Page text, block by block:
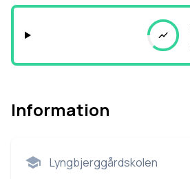
Information
Lyngbjerggårdskolen